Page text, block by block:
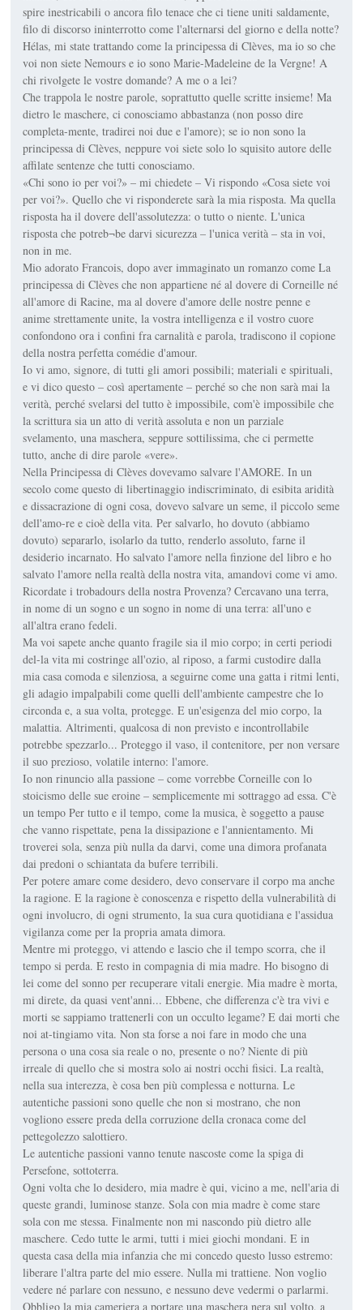
spire inestricabili o ancora filo tenace che ci tiene uniti saldamente,
filo di discorso ininterrotto come l'alternarsi del giorno e della notte?
Hélas, mi state trattando come la principessa di Clèves, ma io so che
voi non siete Nemours e io sono Marie-Madeleine de la Vergne! A
chi rivolgete le vostre domande? A me o a lei?
Che trappola le nostre parole, soprattutto quelle scritte insieme! Ma
dietro le maschere, ci conosciamo abbastanza (non posso dire
completa-mente, tradirei noi due e l'amore); se io non sono la
principessa di Clèves, neppure voi siete solo lo squisito autore delle
affilate sentenze che tutti conosciamo.
«Chi sono io per voi?» – mi chiedete – Vi rispondo «Cosa siete voi
per voi?». Quello che vi risponderete sarà la mia risposta. Ma quella
risposta ha il dovere dell'assolutezza: o tutto o niente. L'unica
risposta che potreb¬be darvi sicurezza – l'unica verità – sta in voi,
non in me.
Mio adorato Francois, dopo aver immaginato un romanzo come La
principessa di Clèves che non appartiene né al dovere di Corneille né
all'amore di Racine, ma al dovere d'amore delle nostre penne e
anime strettamente unite, la vostra intelligenza e il vostro cuore
confondono ora i confini fra carnalità e parola, tradiscono il copione
della nostra perfetta comédie d'amour.
Io vi amo, signore, di tutti gli amori possibili; materiali e spirituali,
e vi dico questo – così apertamente – perché so che non sarà mai la
verità, perché svelarsi del tutto è impossibile, com'è impossibile che
la scrittura sia un atto di verità assoluta e non un parziale
svelamento, una maschera, seppure sottilissima, che ci permette
tutto, anche di dire parole «vere».
Nella Principessa di Clèves dovevamo salvare l'AMORE. In un
secolo come questo di libertinaggio indiscriminato, di esibita aridità
e dissacrazione di ogni cosa, dovevo salvare un seme, il piccolo seme
dell'amo-re e cioè della vita. Per salvarlo, ho dovuto (abbiamo
dovuto) separarlo, isolarlo da tutto, renderlo assoluto, farne il
desiderio incarnato. Ho salvato l'amore nella finzione del libro e ho
salvato l'amore nella realtà della nostra vita, amandovi come vi amo.
Ricordate i trobadours della nostra Provenza? Cercavano una terra,
in nome di un sogno e un sogno in nome di una terra: all'uno e
all'altra erano fedeli.
Ma voi sapete anche quanto fragile sia il mio corpo; in certi periodi
del-la vita mi costringe all'ozio, al riposo, a farmi custodire dalla
mia casa comoda e silenziosa, a seguirne come una gatta i ritmi lenti,
gli adagio impalpabili come quelli dell'ambiente campestre che lo
circonda e, a sua volta, protegge. E un'esigenza del mio corpo, la
malattia. Altrimenti, qualcosa di non previsto e incontrollabile
potrebbe spezzarlo... Proteggo il vaso, il contenitore, per non versare
il suo prezioso, volatile interno: l'amore.
Io non rinuncio alla passione – come vorrebbe Corneille con lo
stoicismo delle sue eroine – semplicemente mi sottraggo ad essa. C'è
un tempo Per tutto e il tempo, come la musica, è soggetto a pause
che vanno rispettate, pena la dissipazione e l'annientamento. Mi
troverei sola, senza più nulla da darvi, come una dimora profanata
dai predoni o schiantata da bufere terribili.
Per potere amare come desidero, devo conservare il corpo ma anche
la ragione. E la ragione è conoscenza e rispetto della vulnerabilità di
ogni involucro, di ogni strumento, la sua cura quotidiana e l'assidua
vigilanza come per la propria amata dimora.
Mentre mi proteggo, vi attendo e lascio che il tempo scorra, che il
tempo si perda. E resto in compagnia di mia madre. Ho bisogno di
lei come del sonno per recuperare vitali energie. Mia madre è morta,
mi direte, da quasi vent'anni... Ebbene, che differenza c'è tra vivi e
morti se sappiamo trattenerli con un occulto legame? E dai morti che
noi at-tingiamo vita. Non sta forse a noi fare in modo che una
persona o una cosa sia reale o no, presente o no? Niente di più
irreale di quello che si mostra solo ai nostri occhi fisici. La realtà,
nella sua interezza, è cosa ben più complessa e notturna. Le
autentiche passioni sono quelle che non si mostrano, che non
vogliono essere preda della corruzione della cronaca come del
pettegolezzo salottiero.
Le autentiche passioni vanno tenute nascoste come la spiga di
Persefone, sottoterra.
Ogni volta che lo desidero, mia madre è qui, vicino a me, nell'aria di
queste grandi, luminose stanze. Sola con mia madre è come stare
sola con me stessa. Finalmente non mi nascondo più dietro alle
maschere. Cedo tutte le armi, tutti i miei giochi mondani. E in
questa casa della mia infanzia che mi concedo questo lusso estremo:
liberare l'altra parte del mio essere. Nulla mi trattiene. Non voglio
vedere né parlare con nessuno, e nessuno deve vedermi o parlarmi.
Obbligo la mia cameriera a portare una maschera nera sul volto, a